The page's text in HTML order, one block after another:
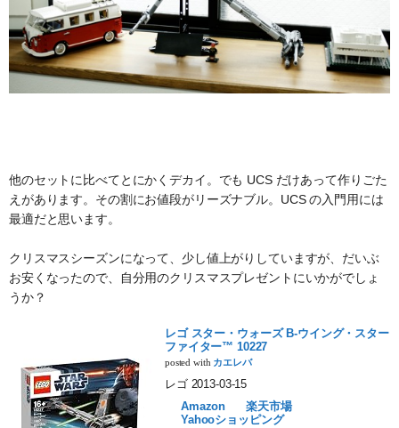
他のセットに比べてとにかくデカイ。でも UCS だけあって作りごた
えがあります。その割にお値段がリーズナブル。UCS の入門用には
最適だと思います。
クリスマスシーズンになって、少し値上がりしていますが、だいぶ
お安くなったので、自分用のクリスマスプレゼントにいかがでしょ
うか？
レゴ スター・ウォーズ B-ウイング・スター
ファイター™ 10227
posted with カエレバ
レゴ 2013-03-15
Amazon
楽天市場
Yahooショッピング